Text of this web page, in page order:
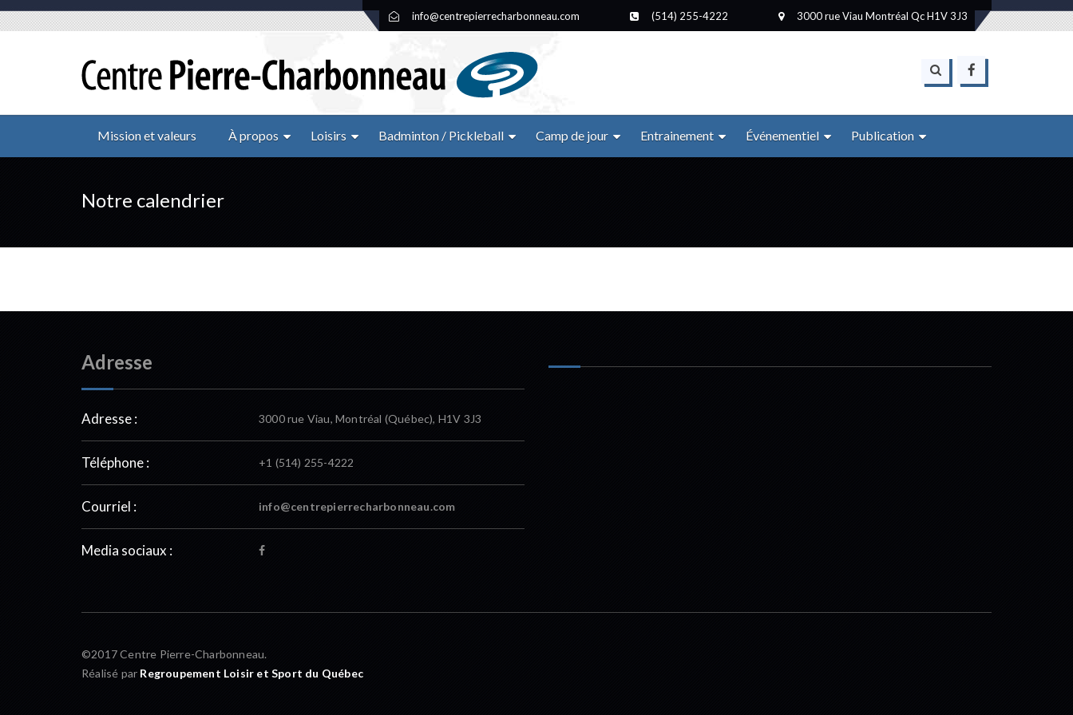
info@centrepierrecharbonneau.com (514) 255-4222 3000 rue Viau Montréal Qc H1V 3J3
Mission et valeurs À propos Loisirs Badminton / Pickleball Camp de jour Entrainement Événementiel Publication
Notre calendrier
Adresse
Adresse : 3000 rue Viau, Montréal (Québec), H1V 3J3
Téléphone : +1 (514) 255-4222
Courriel : info@centrepierrecharbonneau.com
Media sociaux :
©2017 Centre Pierre-Charbonneau.
Réalisé par Regroupement Loisir et Sport du Québec